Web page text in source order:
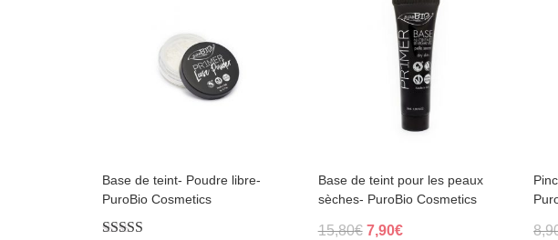
Base de teint- Poudre libre-
PuroBio Cosmetics
Base de teint pour les peaux
sèches- PuroBio Cosmetics
15,80€ Original
7,90€Current